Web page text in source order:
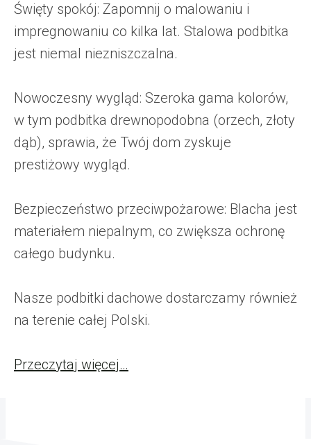
Święty spokój: Zapomnij o malowaniu i
impregnowaniu co kilka lat. Stalowa podbitka
jest niemal niezniszczalna.
Nowoczesny wygląd: Szeroka gama kolorów,
w tym podbitka drewnopodobna (orzech, złoty
dąb), sprawia, że Twój dom zyskuje
prestiżowy wygląd.
Bezpieczeństwo przeciwpożarowe: Blacha jest
materiałem niepalnym, co zwiększa ochronę
całego budynku.
Nasze podbitki dachowe dostarczamy również
na terenie całej Polski.
Przeczytaj więcej…